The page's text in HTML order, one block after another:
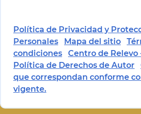
Política de Privacidad y
Personales
Mapa del sitio
condiciones
Centro de Relevo
Política de Derechos de Autor
que correspondan conforme
vigente.